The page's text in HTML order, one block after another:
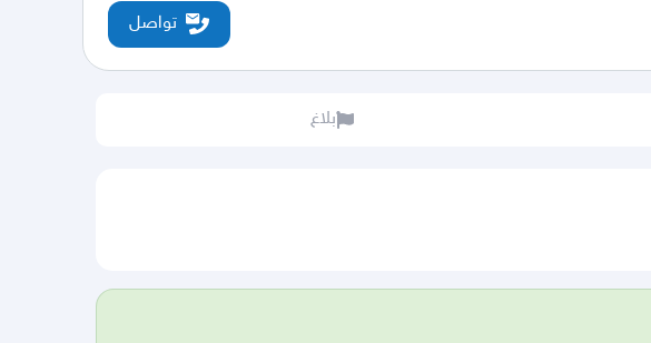
تواصل
بلاغ